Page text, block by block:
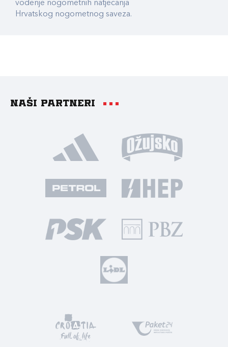
vođenje nogometnih natjecanja
Hrvatskog nogometnog saveza.
Naši partneri